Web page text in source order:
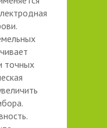
точных